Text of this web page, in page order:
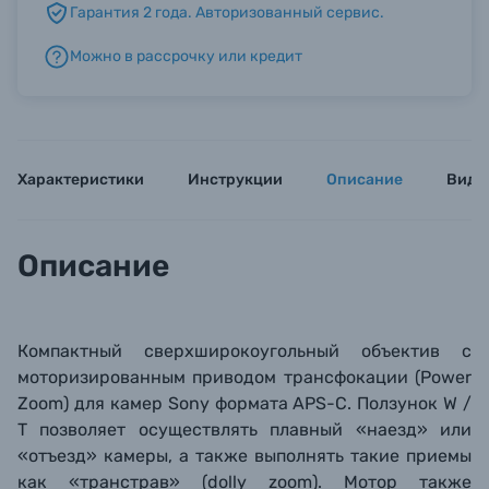
Б/У фототехника (Комиссионные товары)
Гарантия 2 года. Авторизованный сервис.
Можно в рассрочку или кредит
Характеристики Инструкции Описание
Описание
Компактный сверхширокоугольный объектив с
моторизированным приводом трансфокации (Power
Zoom) для камер Sony формата APS-C. Ползунок W /
T позволяет осуществлять плавный «наезд» или
«отъезд» камеры, а также выполнять такие приемы
как «транстрав» (dolly zoom). Мотор также